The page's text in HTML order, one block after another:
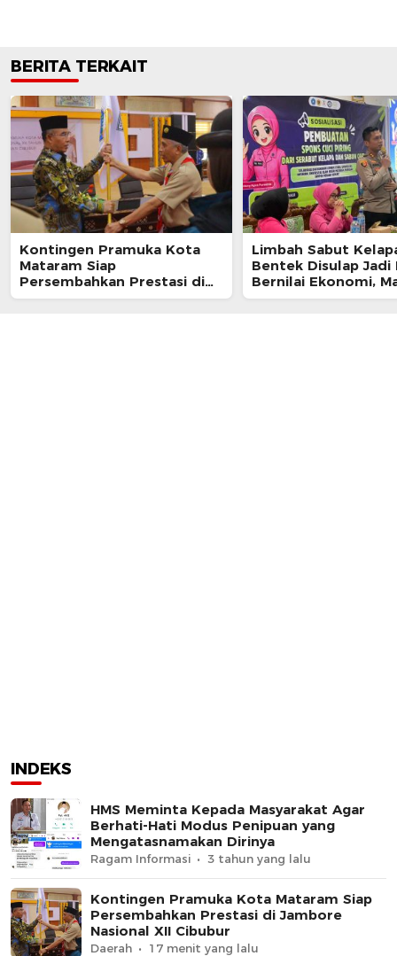
BERITA TERKAIT
Kontingen Pramuka Kota
Mataram Siap
Persembahkan Prestasi di
Jambore Nasional XII
Limbah Sabut
Bentek Disulap Jadi
Bernilai Ekonomi,
KKN Gandeng Warga
INDEKS
HMS Meminta Kepada Masyarakat Agar
Berhati-Hati Modus Penipuan yang
Mengatasnamakan Dirinya
Ragam Informasi 3 tahun yang lalu
Kontingen Pramuka Kota Mataram Siap
Persembahkan Prestasi di Jambore
Nasional XII Cibubur
Daerah 17 menit yang lalu